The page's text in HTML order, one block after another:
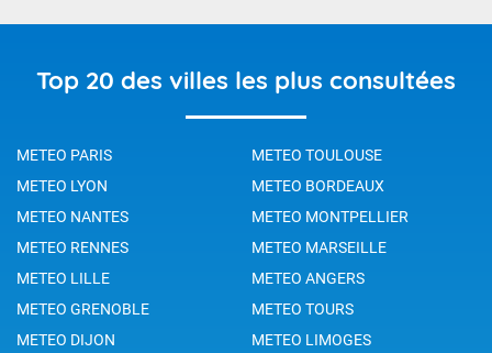
Top 20 des villes les plus consultées
METEO PARIS
METEO TOULOUSE
METEO LYON
METEO BORDEAUX
METEO NANTES
METEO MONTPELLIER
METEO RENNES
METEO MARSEILLE
METEO LILLE
METEO ANGERS
METEO GRENOBLE
METEO TOURS
METEO DIJON
METEO LIMOGES